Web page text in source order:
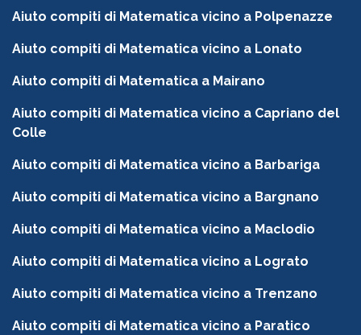
Aiuto compiti di Matematica vicino a Polpenazze
Aiuto compiti di Matematica vicino a Lonato
Aiuto compiti di Matematica a Mairano
Aiuto compiti di Matematica vicino a Capriano del
Colle
Aiuto compiti di Matematica vicino a Barbariga
Aiuto compiti di Matematica vicino a Bargnano
Aiuto compiti di Matematica vicino a Maclodio
Aiuto compiti di Matematica vicino a Lograto
Aiuto compiti di Matematica vicino a Trenzano
Aiuto compiti di Matematica vicino a Paratico